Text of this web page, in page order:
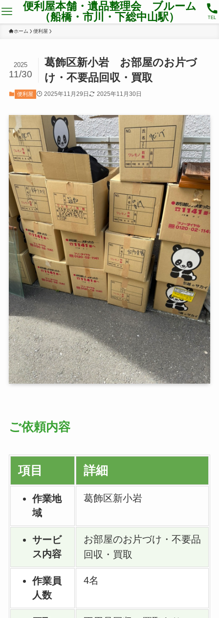
便利屋本舗・遺品整理会 ブルーム
（船橋・市川・下総中山駅）
TEL
ホーム 便利屋
葛飾区新小岩 お部屋のお片づ
け・不要品回収・買取
2025
11/30
便利屋 2025年11月29日 2025年11月30日
ご依頼内容
項目 詳細
作業地
域
葛飾区新小岩
サービ
ス内容
お部屋のお片づけ・不要品
回収・買取
作業員
人数
4名